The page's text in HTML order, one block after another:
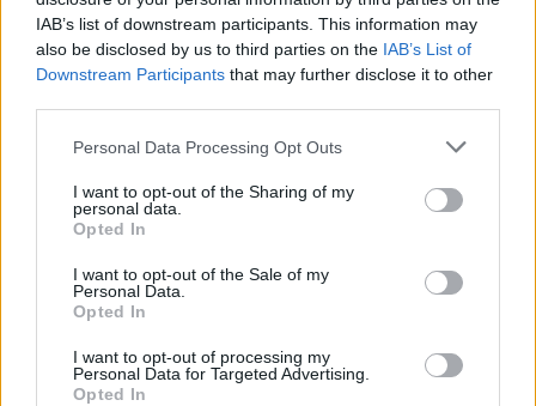
IAB’s list of downstream participants. This information may
also be disclosed by us to third parties on the IAB’s List of
Downstream Participants that may further disclose it to other
Personal Data Processing Opt Outs
I want to opt-out of the Sharing of my
personal data.
Opted In
I want to opt-out of the Sale of my
Personal Data.
Opted In
I want to opt-out of processing my
Personal Data for Targeted Advertising.
Opted In
La Cursa de l’Aldea segona d’etiqueta d’or de la